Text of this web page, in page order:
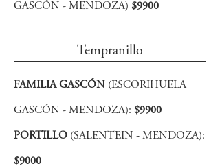
GASCÓN - MENDOZA) $9900
Tempranillo
FAMILIA GASCÓN (ESCORIHUELA
GASCÓN - MENDOZA): $9900
PORTILLO (SALENTEIN - MENDOZA):
$9000